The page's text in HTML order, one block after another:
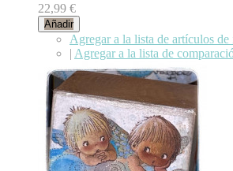
22,99 €
Añadir
Agregar a la lista de artículos de
| Agregar a la lista de